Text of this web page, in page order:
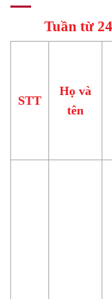
Tuần từ
STT
Họ và
tên